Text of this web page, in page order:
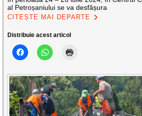
al Petroșaniului se va desfășura
CITEȘTE MAI DEPARTE
Distribuie acest articol